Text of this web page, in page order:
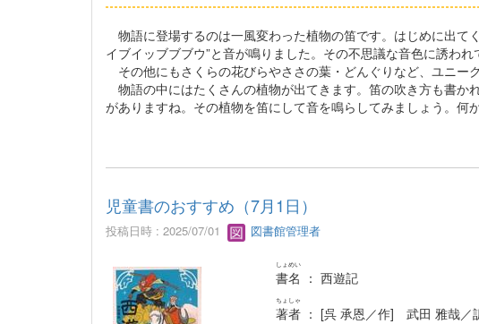
物語に登場するのは一風変わった植物の笛です。はじめに出て
イブイッブブブウ”と音が鳴りました。その不思議な音色に誘わ
その他にもさくらの花びらやささの葉・どんぐりなど、ユニー
物語の中にはたくさんの植物が出てきます。笛の吹き方も書か
がありますね。その植物を笛にして音を鳴らしてみましょう。何
児童書のおすすめ（7月1日）
投稿日時 : 2025/07/01 図書館管理者
書名
しょめい
： 西遊記
著者
ちょしゃ
： [呉 承恩／作] 武田 雅哉／